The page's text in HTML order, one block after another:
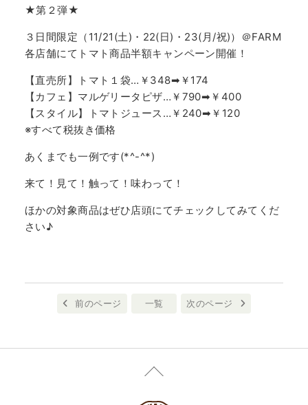
★第２弾★
３日間限定（11/21(土)・22(日)・23(月/祝)）＠FARM
各店舗にてトマト商品半額キャンペーン開催！
【直売所】トマト１袋…￥348➡￥174
【カフェ】マルゲリータピザ…￥790➡￥400
【スタイル】トマトジュース…￥240➡￥120
※すべて税抜き価格
あくまでも一例です(*^-^*)
来て！見て！触って！味わって！
ほかの対象商品はぜひ店頭にてチェックしてみてくだ
さい♪
前のページ 一覧 次のページ